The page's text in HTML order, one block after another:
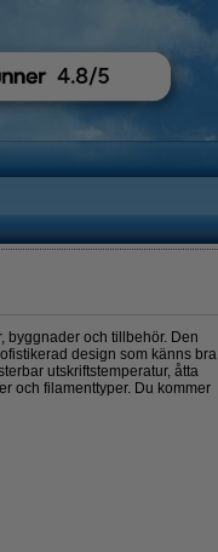
byggnader och tillbehör. Den
design som känns bra
utskriftstemperatur, åtta
och filamenttyper. Du kommer